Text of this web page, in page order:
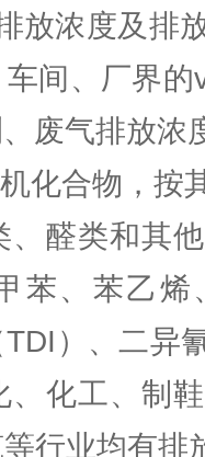
放浓度及排
间、厂界
废气排放浓
化合物，按
、醛类和其
苯、苯乙烯
）、二异
、化工、制
行业均有排